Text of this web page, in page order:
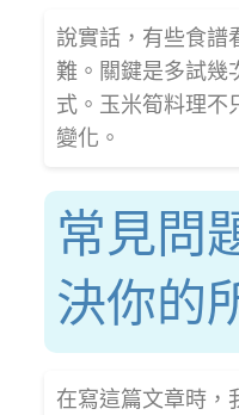
說實話，有些食譜
難。關鍵是多試幾
式。玉米筍料理不
變化。
常見問
決你的
在寫這篇文章時，